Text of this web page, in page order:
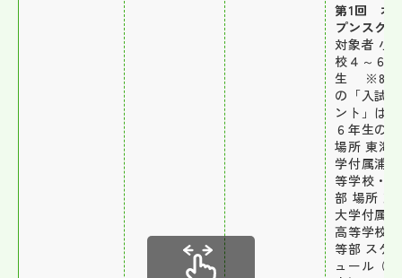
第1回 オ
プンスク
対象者 小
校４～６年
生 ※8/
の「入試
ント」は
６年生のみ
場所 東海
学付属浦
等学校・
部 場所 東
大学付属
高等学校
等部 スケ
ュール（予